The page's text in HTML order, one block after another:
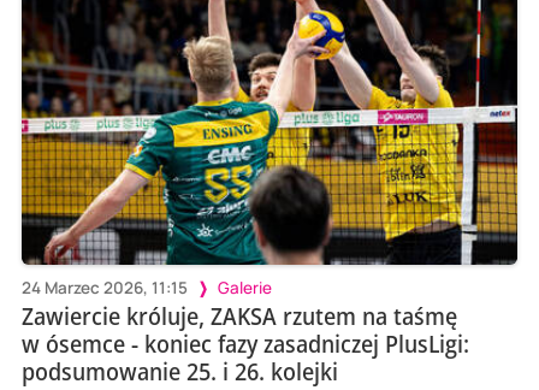
24 Marzec 2026, 11:15 Galerie
Zawiercie króluje, ZAKSA rzutem na taśmę
w ósemce - koniec fazy zasadniczej PlusLigi:
podsumowanie 25. i 26. kolejki